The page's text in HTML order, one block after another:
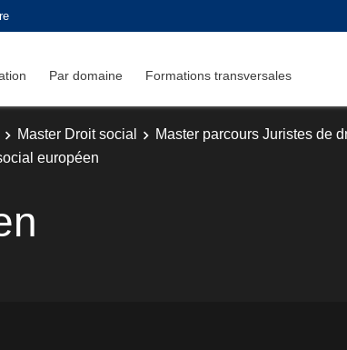
Par domaine Formations transversales
Master Droit social
Master parcours Juristes de
européen